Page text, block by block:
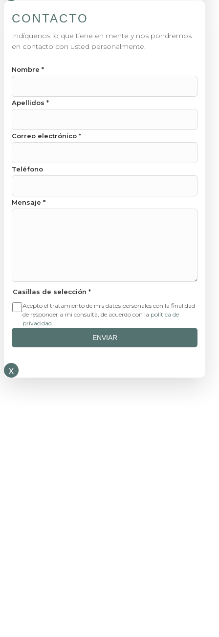
CONTACTO
Indíquenos lo que tiene en mente y nos pondremos
en contacto con usted personalmente.
Nombre *
Apellidos *
Correo electrónico *
Teléfono
Last Message Email
Mensaje *
Casillas de selección *
Acepto el tratamiento de mis datos personales con la finalidad
de responder a mi consulta, de acuerdo con la política de
privacidad.
ENVIAR
x